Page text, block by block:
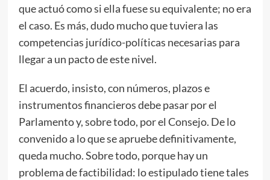
que actuó como si ella fuese su equivalente; no era
el caso. Es más, dudo mucho que tuviera las
competencias jurídico-políticas necesarias para
llegar a un pacto de este nivel.
El acuerdo, insisto, con números, plazos e
instrumentos financieros debe pasar por el
Parlamento y, sobre todo, por el Consejo. De lo
convenido a lo que se apruebe definitivamente,
queda mucho. Sobre todo, porque hay un
problema de factibilidad: lo estipulado tiene tales